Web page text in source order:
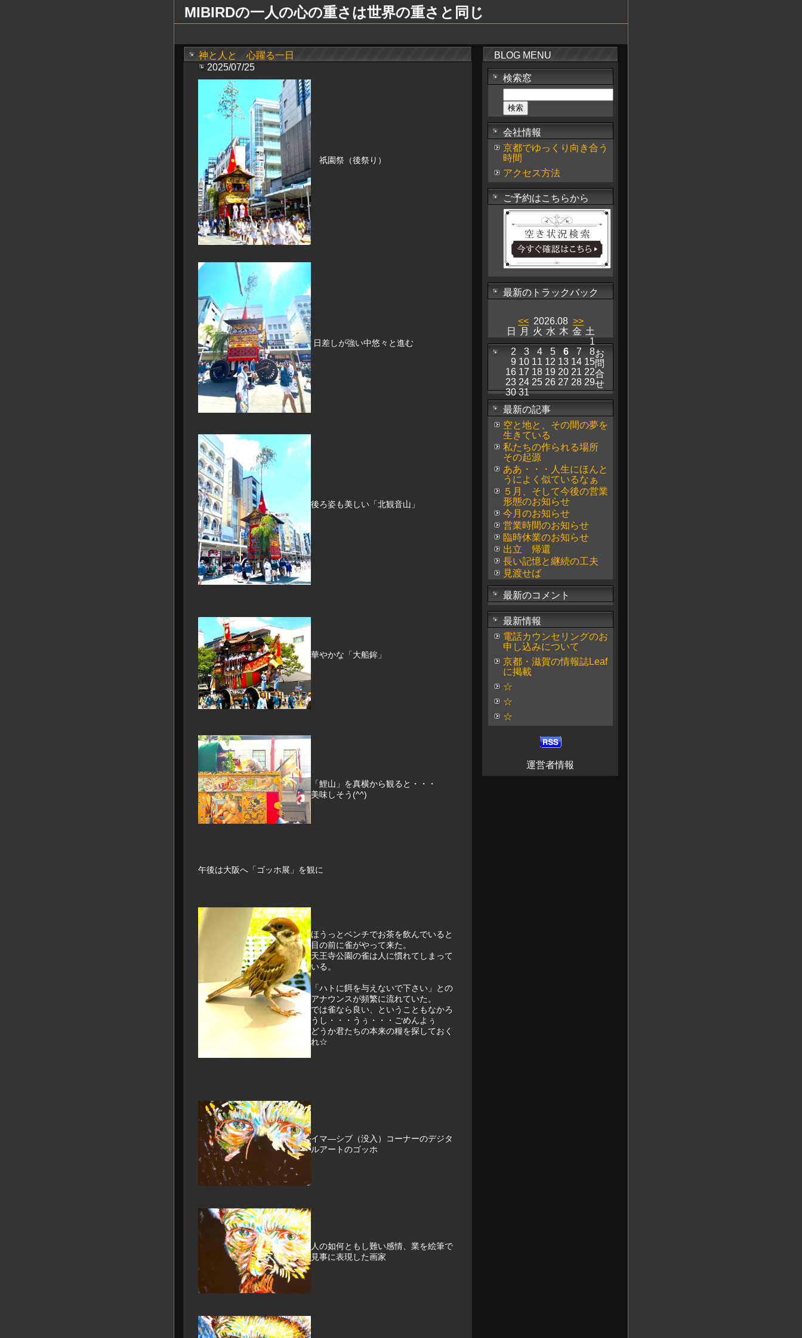
MIBIRDの一人の心の重さは世界の重さと同じ
神と人と 心躍る一日
2025/07/25
祇園祭（後祭り）
日差しが強い中悠々と進む
後ろ姿も美しい「北観音山」
華やかな「大船鉾」
「鯉山」を真横から観ると・・・
美味しそう(^^)
午後は大阪へ「ゴッホ展」を観に
ほうっとベンチでお茶を飲んでいると
目の前に雀がやって来た。
天王寺公園の雀は人に慣れてしまって
いる。
「ハトに餌を与えないで下さい」との
アナウンスが頻繁に流れていた。
では雀なら良い、ということもなかろ
うし・・・うぅ・・・ごめんよぅ
どうか君たちの本来の糧を探しておく
れ☆
イマ―シブ（没入）コーナーのデジタ
ルアートのゴッホ
人の如何ともし難い感情、業を絵筆で
見事に表現した画家
BLOG MENU
検索窓
会社情報
京都でゆっくり向き合う
時間
アクセス方法
ご予約はこちらから
最新のトラックバック
<< 2026.08 >>
日
2
9
16
23
30
月
3
10
17
24
31
火
4
11
18
25
水
5
12
19
26
木
6
13
20
27
金
7
14
21
28
土
1
8
15
22
29
お
問
合
せ
最新の記事
空と地と、その間の夢を
生きている
私たちの作られる場所
その起源
ああ・・・人生にほんと
うによく似ているなぁ
５月、そして今後の営業
形態のお知らせ
今月のお知らせ
営業時間のお知らせ
臨時休業のお知らせ
出立 帰還
長い記憶と継続の工夫
見渡せば
最新のコメント
最新情報
電話カウンセリングのお
申し込みについて
京都・滋賀の情報誌Leaf
に掲載
☆
☆
☆
運営者情報